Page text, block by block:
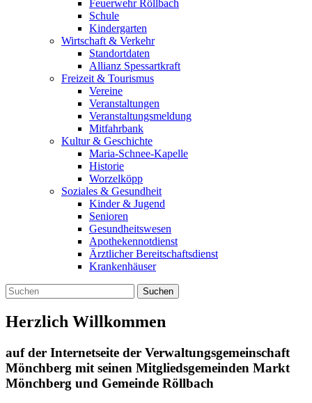
Feuerwehr Röllbach
Schule
Kindergarten
Wirtschaft & Verkehr
Standortdaten
Allianz Spessartkraft
Freizeit & Tourismus
Vereine
Veranstaltungen
Veranstaltungsmeldung
Mitfahrbank
Kultur & Geschichte
Maria-Schnee-Kapelle
Historie
Worzelköpp
Soziales & Gesundheit
Kinder & Jugend
Senioren
Gesundheitswesen
Apothekennotdienst
Ärztlicher Bereitschaftsdienst
Krankenhäuser
Suchen
Herzlich Willkommen
auf der Internetseite der Verwaltungsgemeinschaft
Mönchberg mit seinen Mitgliedsgemeinden Markt
Mönchberg und Gemeinde Röllbach